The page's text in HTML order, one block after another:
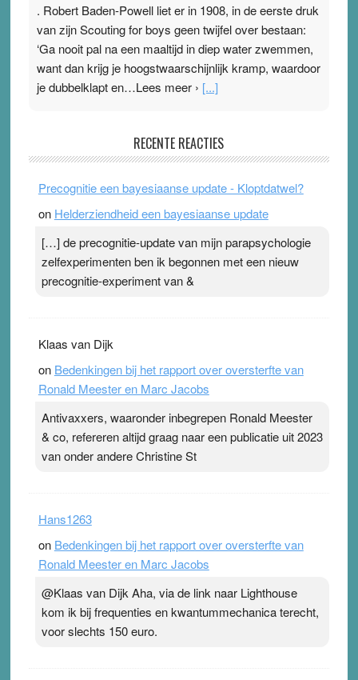
. Robert Baden-Powell liet er in 1908, in de eerste druk
van zijn Scouting for boys geen twijfel over bestaan:
‘Ga nooit pal na een maaltijd in diep water zwemmen,
want dan krijg je hoogstwaarschijnlijk kramp, waardoor
je dubbelklapt en…Lees meer › [...]
Ward van Beek
topsporters. Ze hopen ermee hun hartslag te verlagen
terwijl ze meer zuurstof opnemen. Daarop heeft zo’n
ademen’ kan goud waard zijn. Door…Lees meer
Pleisterplakkers in de topspsort ›[...]
RECENTE REACTIES
Precognitie een bayesiaanse update - Kloptdatwel?
on Helderziendheid een bayesiaanse update
[…] de precognitie-update van mijn parapsychologie
zelfexperimenten ben ik begonnen met een nieuw
precognitie-experiment van &
Klaas van Dijk
on Bedenkingen bij het rapport over oversterfte van
Ronald Meester en Marc Jacobs
Antivaxxers, waaronder inbegrepen Ronald Meester
& co, refereren altijd graag naar een publicatie uit 2023
van onder andere Christine St
Hans1263
on Bedenkingen bij het rapport over oversterfte van
Ronald Meester en Marc Jacobs
@Klaas van Dijk Aha, via de link naar Lighthouse
kom ik bij frequenties en kwantummechanica terecht,
voor slechts 150 euro.